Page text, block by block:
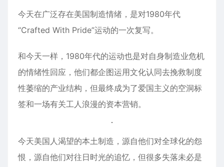
今天在广泛存在美国制造情绪，是对1980年代
“Crafted With Pride”运动的一次复写。
和今天一样，1980年代的运动也是对自身制造业危机
的情绪性回应，他们都企图运用文化认同去挽救制度
性萎缩的产业结构，但最终成为了爱国主义的空洞标
签和一场有关工人浪漫的资本营销。
今天美国人渴望的本土制造，源自他们对全球化的怨
恨，源自他们对往日时光的追忆，但很多失落未必是